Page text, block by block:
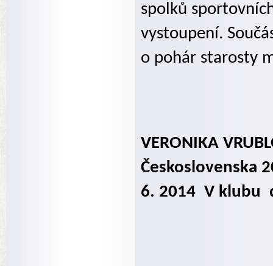
spolků
vystoupení.
o pohár starosty
VERONIKA
Československa
6. 2014 V klubu